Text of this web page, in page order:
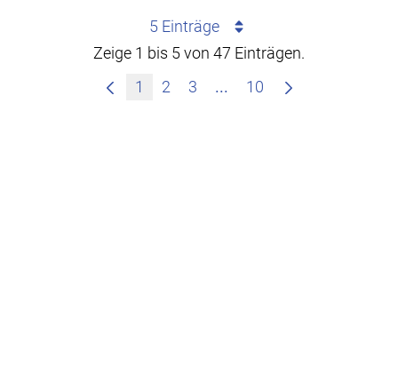
5 Einträge
Zeige 1 bis 5 von 47 Einträgen.
1
2 3 ... Zwischenseiten
10